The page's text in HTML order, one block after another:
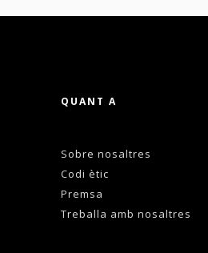
QUANT A
Sobre nosaltres
Codi ètic
Premsa
Treballa amb nosaltres